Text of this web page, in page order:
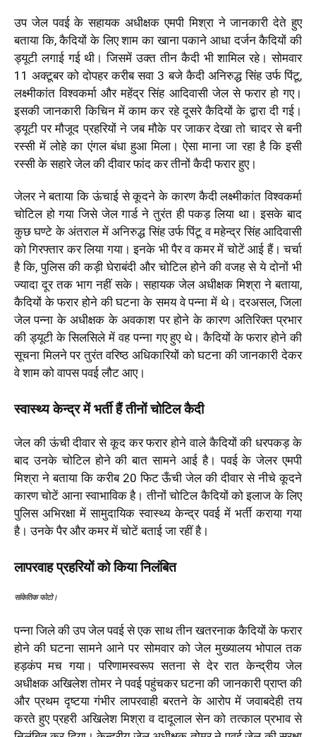
उप जेल पवई के सहायक अधीक्षक एमपी मिश्रा ने जानकारी देते हुए
बताया कि, कैदियों के लिए शाम का खाना पकाने आधा दर्जन कैदियों की
ड्यूटी लगाई गई थी। जिसमें उक्त तीन कैदी भी शामिल रहे। सोमवार
11 अक्टूबर को दोपहर करीब सवा 3 बजे कैदी अनिरुद्ध सिंह उर्फ पिंटू,
लक्ष्मीकांत विश्वकर्मा और महेंद्र सिंह आदिवासी जेल से फरार हो गए।
इसकी जानकारी किचिन में काम कर रहे दूसरे कैदियों के द्वारा दी गई।
ड्यूटी पर मौजूद प्रहरियों ने जब मौके पर जाकर देखा तो चादर से बनी
रस्सी में लोहे का एंगल बंधा हुआ मिला। ऐसा माना जा रहा है कि इसी
रस्सी के सहारे जेल की दीवार फांद कर तीनों कैदी फरार हुए।
जेलर ने बताया कि ऊंचाई से कूदने के कारण कैदी लक्ष्मीकांत विश्वकर्मा
चोटिल हो गया जिसे जेल गार्ड ने तुरंत ही पकड़ लिया था। इसके बाद
कुछ घण्टे के अंतराल में अनिरुद्ध सिंह उर्फ पिंटू व महेन्द्र सिंह आदिवासी
को गिरफ्तार कर लिया गया। इनके भी पैर व कमर में चोटें आई हैं। चर्चा
है कि, पुलिस की कड़ी घेराबंदी और चोटिल होने की वजह से ये दोनों भी
ज्यादा दूर तक भाग नहीं सके। सहायक जेल अधीक्षक मिश्रा ने बताया,
कैदियों के फरार होने की घटना के समय वे पन्ना में थे। दरअसल, जिला
जेल पन्ना के अधीक्षक के अवकाश पर होने के कारण अतिरिक्त प्रभार
की ड्यूटी के सिलसिले में वह पन्ना गए हुए थे। कैदियों के फरार होने की
सूचना मिलने पर तुरंत वरिष्ठ अधिकारियों को घटना की जानकारी देकर
वे शाम को वापस पवई लौट आए।
स्वास्थ्य केन्द्र में भर्ती हैं तीनों चोटिल कैदी
जेल की ऊंची दीवार से कूद कर फरार होने वाले कैदियों की धरपकड़ के
बाद उनके चोटिल होने की बात सामने आई है। पवई के जेलर एमपी
मिश्रा ने बताया कि करीब 20 फिट ऊँची जेल की दीवार से नीचे कूदने
कारण चोटें आना स्वाभाविक है। तीनों चोटिल कैदियों को इलाज के लिए
पुलिस अभिरक्षा में सामुदायिक स्वास्थ्य केन्द्र पवई में भर्ती कराया गया
है। उनके पैर और कमर में चोटें बताई जा रहीं है।
लापरवाह प्रहरियों को किया निलंबित
सांकेतिक फोटो।
पन्ना जिले की उप जेल पवई से एक साथ तीन खतरनाक कैदियों के फरार
होने की घटना सामने आने पर सोमवार को जेल मुख्यालय भोपाल तक
हड़कंप मच गया। परिणामस्वरूप सतना से देर रात केन्द्रीय जेल
अधीक्षक अखिलेश तोमर ने पवई पहुंचकर घटना की जानकारी प्राप्त की
और प्रथम दृष्टया गंभीर लापरवाही बरतने के आरोप में जवाबदेही तय
करते हुए प्रहरी अखिलेश मिश्रा व दादूलाल सेन को तत्काल प्रभाव से